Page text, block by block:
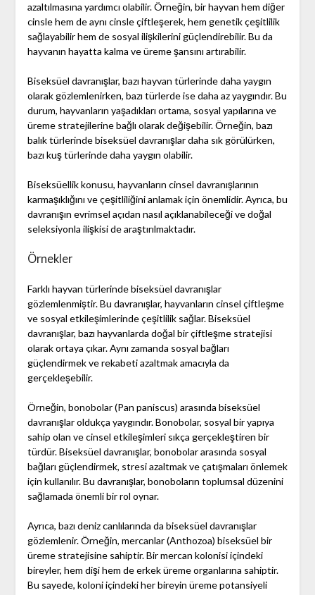
azaltılmasına yardımcı olabilir. Örneğin, bir hayvan hem diğer
cinsle hem de aynı cinsle çiftleşerek, hem genetik çeşitlilik
sağlayabilir hem de sosyal ilişkilerini güçlendirebilir. Bu da
hayvanın hayatta kalma ve üreme şansını artırabilir.
Biseksüel davranışlar, bazı hayvan türlerinde daha yaygın
olarak gözlemlenirken, bazı türlerde ise daha az yaygındır. Bu
durum, hayvanların yaşadıkları ortama, sosyal yapılarına ve
üreme stratejilerine bağlı olarak değişebilir. Örneğin, bazı
balık türlerinde biseksüel davranışlar daha sık görülürken,
bazı kuş türlerinde daha yaygın olabilir.
Biseksüellik konusu, hayvanların cinsel davranışlarının
karmaşıklığını ve çeşitliliğini anlamak için önemlidir. Ayrıca, bu
davranışın evrimsel açıdan nasıl açıklanabileceği ve doğal
seleksiyonla ilişkisi de araştırılmaktadır.
Örnekler
Farklı hayvan türlerinde biseksüel davranışlar
gözlemlenmiştir. Bu davranışlar, hayvanların cinsel çiftleşme
ve sosyal etkileşimlerinde çeşitlilik sağlar. Biseksüel
davranışlar, bazı hayvanlarda doğal bir çiftleşme stratejisi
olarak ortaya çıkar. Aynı zamanda sosyal bağları
güçlendirmek ve rekabeti azaltmak amacıyla da
gerçekleşebilir.
Örneğin, bonobolar (Pan paniscus) arasında biseksüel
davranışlar oldukça yaygındır. Bonobolar, sosyal bir yapıya
sahip olan ve cinsel etkileşimleri sıkça gerçekleştiren bir
türdür. Biseksüel davranışlar, bonobolar arasında sosyal
bağları güçlendirmek, stresi azaltmak ve çatışmaları önlemek
için kullanılır. Bu davranışlar, bonoboların toplumsal düzenini
sağlamada önemli bir rol oynar.
Ayrıca, bazı deniz canlılarında da biseksüel davranışlar
gözlemlenir. Örneğin, mercanlar (Anthozoa) biseksüel bir
üreme stratejisine sahiptir. Bir mercan kolonisi içindeki
bireyler, hem dişi hem de erkek üreme organlarına sahiptir.
Bu sayede, koloni içindeki her bireyin üreme potansiyeli